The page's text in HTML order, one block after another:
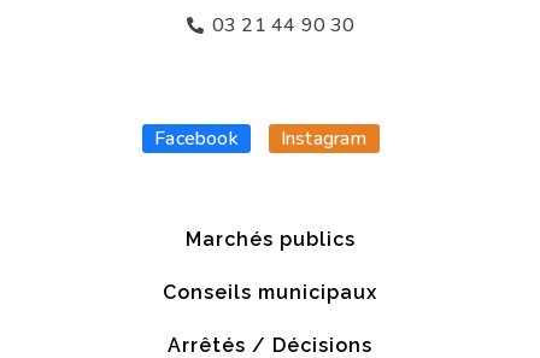
03 21 44 90 30
Facebook Instagram
Marchés publics
Conseils municipaux
Arrêtés / Décisions